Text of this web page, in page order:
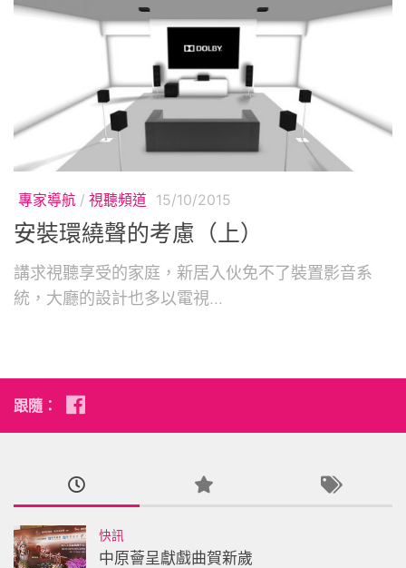
專家導航/ 視聽頻道 15/10/2015
安裝環繞聲的考慮（上）
講求視聽享受的家庭，新居入伙免不了裝置影音系
統，大廳的設計也多以電視...
跟隨：
快訊
中原薈呈獻戲曲賀新歲